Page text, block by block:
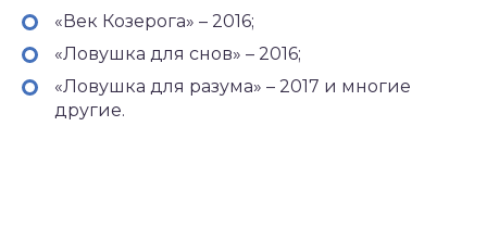
«Век Козерога» – 2016;
«Ловушка для снов» – 2016;
«Ловушка для разума» – 2017 и многие
другие.